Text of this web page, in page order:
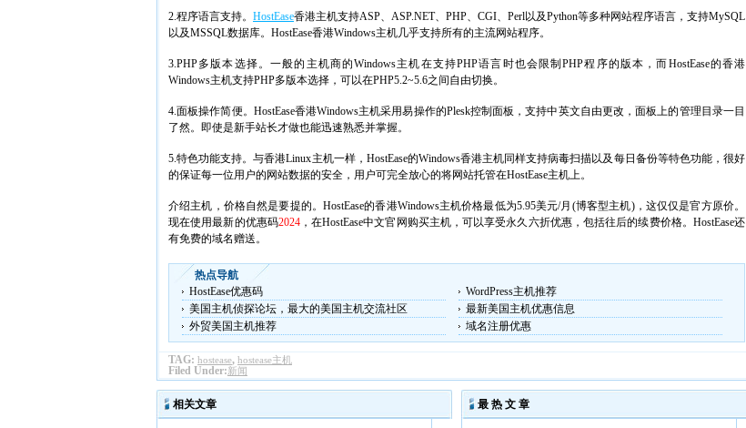
2.程序语言支持。 HostEase香港主机支持ASP、ASP.NET、PHP、CGI、Perl以及Python等多种网站程序语言，支持MySQL
以及MSSQL数据库。HostEase香港Windows主机几乎支持所有的主流网站程序。
3.PHP多版本选择。一般的主机商的Windows主机在支持PHP语言时也会限制PHP程序的版本，而HostEase的香港
Windows主机支持PHP多版本选择，可以在PHP5.2~5.6之间自由切换。
4.面板操作简便。HostEase香港Windows主机采用易操作的Plesk控制面板，支持中英文自由更改，面板上的管理目录一目
了然。即使是新手站长才做也能迅速熟悉并掌握。
5.特色功能支持。与香港Linux主机一样，HostEase的Windows香港主机同样支持病毒扫描以及每日备份等特色功能，很好
的保证每一位用户的网站数据的安全，用户可完全放心的将网站托管在HostEase主机上。
介绍主机，价格自然是要提的。HostEase的香港Windows主机价格最低为5.95美元/月(博客型主机)，这仅仅是官方原价。
现在使用最新的优惠码2024，在HostEase中文官网购买主机，可以享受永久六折优惠，包括往后的续费价格。HostEase还
有免费的域名赠送。
热点导航
HostEase优惠码
WordPress主机推荐
美国主机侦探论坛，最大的美国主机交流社区
最新美国主机优惠信息
外贸美国主机推荐
域名注册优惠
TAG: hostease, hostease主机
Filed Under:新闻
相关文章 最 热 文 章